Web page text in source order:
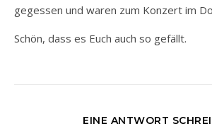
gegessen und waren zum Konzert im
Schön, dass es Euch auch so gefällt.
EINE ANTWORT